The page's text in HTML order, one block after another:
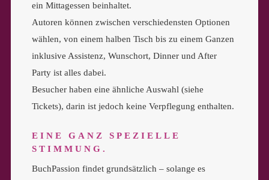
ein Mittagessen beinhaltet.
Autoren können zwischen verschiedensten Optionen
wählen, von einem halben Tisch bis zu einem Ganzen
inklusive Assistenz, Wunschort, Dinner und After
Party ist alles dabei.
Besucher haben eine ähnliche Auswahl (siehe
Tickets), darin ist jedoch keine Verpflegung enthalten.
EINE GANZ SPEZIELLE
STIMMUNG.
BuchPassion findet grundsätzlich – solange es